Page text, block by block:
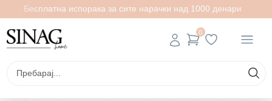
Бесплатна испорака за сите нарачки над 1000 денари
0